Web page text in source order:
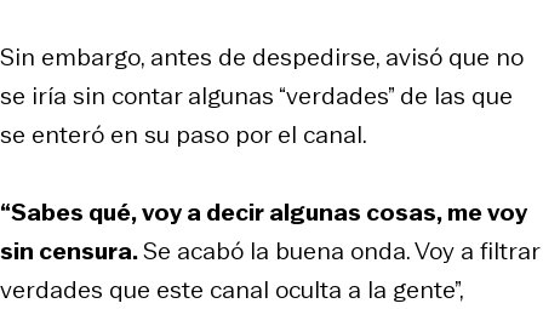
Sin embargo, antes de despedirse, avisó que no
se iría sin contar algunas “verdades” de las que
se enteró en su paso por el canal.
“Sabes qué, voy a decir algunas cosas, me voy
sin censura.Se acabó la buena onda. Voy a filtrar
verdades que este canal oculta a la gente”,